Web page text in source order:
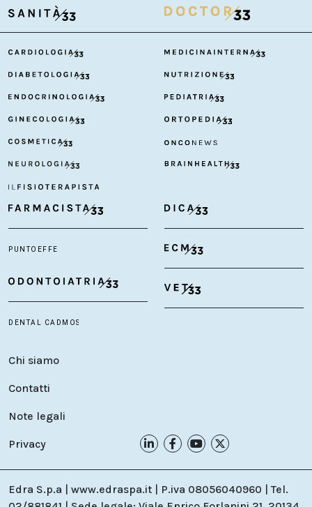
Chi siamo
Contatti
Note legali
Privacy
Edra S.p.a | www.edraspa.it | P.iva 08056040960 | Tel.